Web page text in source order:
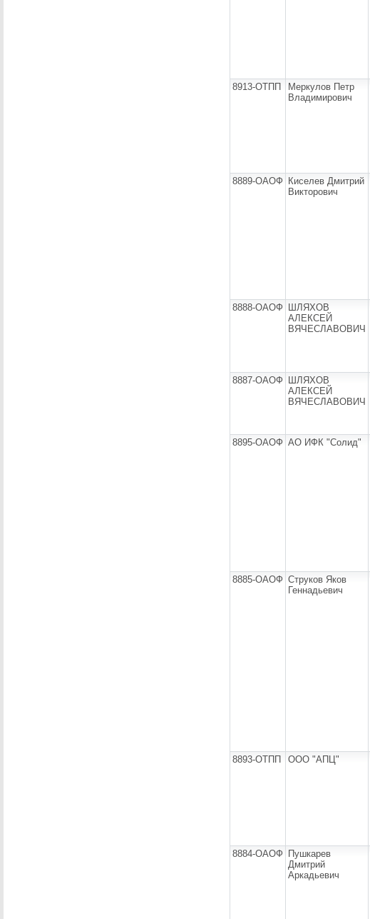
8913-ОТПП
Меркулов Петр
Владимирович
8889-ОАОФ
Киселев Дмитрий
Викторович
8888-ОАОФ
ШЛЯХОВ
АЛЕКСЕЙ
ВЯЧЕСЛАВОВИЧ
8887-ОАОФ
ШЛЯХОВ
АЛЕКСЕЙ
ВЯЧЕСЛАВОВИЧ
8895-ОАОФ АО ИФК "Солид"
8885-ОАОФ Струков Яков
Геннадьевич
8893-ОТПП ООО "АПЦ"
8884-ОАОФ
Пушкарев
Дмитрий
Аркадьевич